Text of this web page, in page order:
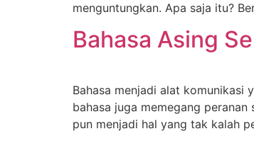
menguntungkan. Apa saja itu?
Bahasa Asing
Bahasa menjadi alat komunikasi
bahasa juga memegang
pun menjadi hal yang tak kalah